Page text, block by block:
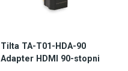
Tilta TA-T01-HDA-90
Adapter HDMI 90-stopni